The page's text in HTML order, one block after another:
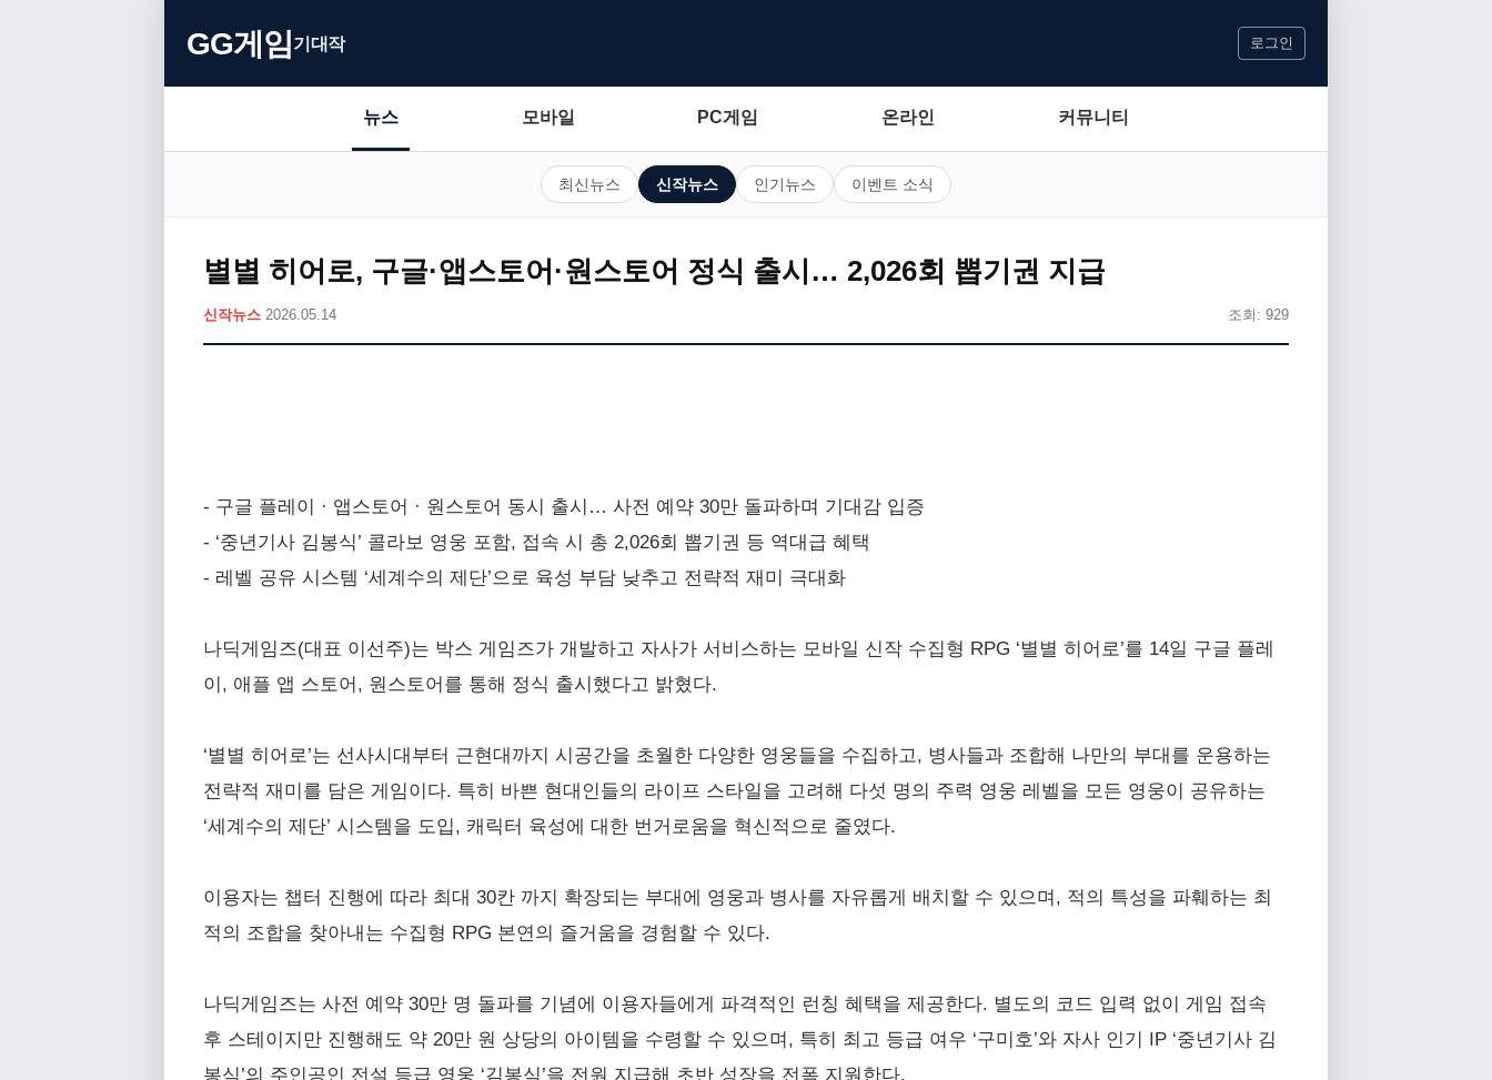
GG게임기대작 로그인
뉴스 모바일 PC게임 온라인 커뮤니티
최신뉴스 신작뉴스 인기뉴스 이벤트 소식
별별 히어로, 구글·앱스토어·원스토어 정식 출시… 2,026회 뽑기권 지급
신작뉴스 2026.05.14 조회: 929
- 구글 플레이 · 앱스토어 · 원스토어 동시 출시… 사전 예약 30만 돌파하며 기대감 입증
- ‘중년기사 김봉식’ 콜라보 영웅 포함, 접속 시 총 2,026회 뽑기권 등 역대급 혜택
- 레벨 공유 시스템 ‘세계수의 제단’으로 육성 부담 낮추고 전략적 재미 극대화
나딕게임즈(대표 이선주)는 박스 게임즈가 개발하고 자사가 서비스하는 모바일 신작 수집형 RPG ‘별별 히어로’를 14일 구글 플레
이, 애플 앱 스토어, 원스토어를 통해 정식 출시했다고 밝혔다.
‘별별 히어로’는 선사시대부터 근현대까지 시공간을 초월한 다양한 영웅들을 수집하고, 병사들과 조합해 나만의 부대를 운용하는
전략적 재미를 담은 게임이다. 특히 바쁜 현대인들의 라이프 스타일을 고려해 다섯 명의 주력 영웅 레벨을 모든 영웅이 공유하는
‘세계수의 제단’ 시스템을 도입, 캐릭터 육성에 대한 번거로움을 혁신적으로 줄였다.
이용자는 챕터 진행에 따라 최대 30칸 까지 확장되는 부대에 영웅과 병사를 자유롭게 배치할 수 있으며, 적의 특성을 파훼하는 최
적의 조합을 찾아내는 수집형 RPG 본연의 즐거움을 경험할 수 있다.
나딕게임즈는 사전 예약 30만 명 돌파를 기념에 이용자들에게 파격적인 런칭 혜택을 제공한다. 별도의 코드 입력 없이 게임 접속
후 스테이지만 진행해도 약 20만 원 상당의 아이템을 수령할 수 있으며, 특히 최고 등급 여우 ‘구미호’와 자사 인기 IP ‘중년기사 김
봉식’의 주인공인 전설 등급 영웅 ‘김봉식’을 전원 지급해 초반 성장을 전폭 지원한다.